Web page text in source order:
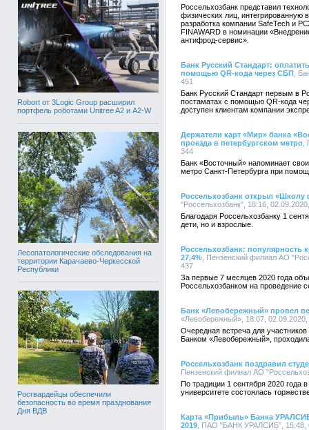
Robort от 3Logic Group расширил
портфель роботами Unitree A2 и A2-W
Лесопатологические обследования на
территории Карачаево-Черкесской
Республики
Росгвардейцы обеспечили
безопасность во время празднования
Дня ВДВ
Россельхозбанк представил
физических лиц, интегрированную
разработка компании SafeTech и
FINAWARD в номинации
антифрод-сервис».
Банк Русский Стандарт:
помощью QR-кода через СБП ,
451
Банк Русский Стандарт первым в
постаматах с помощью QR-кода
доступен клиентам компании
Держатели карт «Мир» банка
проезда в петербургском метро
344
Банк «Восточный» напоминает
метро Санкт-Петербурга при
Россельхозбанк открыл «Школу
"Россельхозбанк", 18:16,
Благодаря Россельхозбанку 1
дети, но и взрослые.
Россельхозбанк: популярность
27,4% , Пензенский филиал АО
437
За первые 7 месяцев 2020 года
Россельхозбанком на проведение
Банк «Левобережный» провел
«Левобережный», 18:07,
Очередная встреча для
Банком «Левобережный»,
Россельхозбанк поздравил
Пензенский филиал АО
По традиции 1 сентября 2020 года
университете состоялась
Карта «Прибыль» Банка
2019 , ПАО "БАНК УРАЛСИБ", 15:48,